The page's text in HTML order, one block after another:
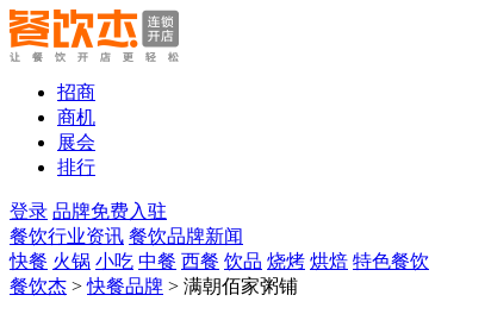
招商
商机
展会
排行
登录 品牌免费入驻
餐饮行业资讯 餐饮品牌新闻
快餐 火锅 小吃 中餐 西餐 饮品 烧烤 烘焙 特色餐饮
餐饮杰 >快餐品牌 > 满朝佰家粥铺